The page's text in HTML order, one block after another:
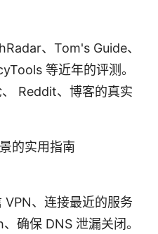
、Tom's Guide、
等近年的评测。
Reddit、博客的真实
的实用指南
VPN、连接最近的服务
确保 DNS 泄漏关闭。